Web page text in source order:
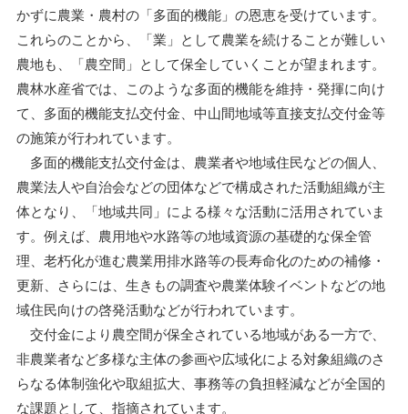
かずに農業・農村の「多面的機能」の恩恵を受けています。
これらのことから、「業」として農業を続けることが難しい
農地も、「農空間」として保全していくことが望まれます。
農林水産省では、このような多面的機能を維持・発揮に向け
て、多面的機能支払交付金、中山間地域等直接支払交付金等
の施策が行われています。
多面的機能支払交付金は、農業者や地域住民などの個人、
農業法人や自治会などの団体などで構成された活動組織が主
体となり、「地域共同」による様々な活動に活用されていま
す。例えば、農用地や水路等の地域資源の基礎的な保全管
理、老朽化が進む農業用排水路等の長寿命化のための補修・
更新、さらには、生きもの調査や農業体験イベントなどの地
域住民向けの啓発活動などが行われています。
交付金により農空間が保全されている地域がある一方で、
非農業者など多様な主体の参画や広域化による対象組織のさ
らなる体制強化や取組拡大、事務等の負担軽減などが全国的
な課題として、指摘されています。